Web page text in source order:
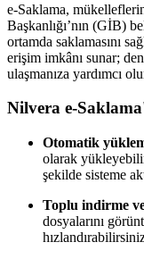
e-Saklama,
Başkanlığı’nın (GİB)
ortamda saklamasını
erişim imkânı sunar;
ulaşmanıza yardımcı
Nilvera e-
Otomatik
olarak
şekilde sisteme
Toplu indirme
dosyalarını